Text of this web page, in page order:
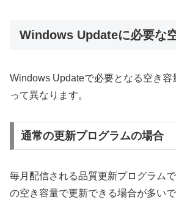
Windows Updateに必要な
Windows Updateで必要となる空き容
って異なります。
通常の更新プログラムの場合
毎月配信される品質更新プログラム
の空き容量で更新できる場合が多いで